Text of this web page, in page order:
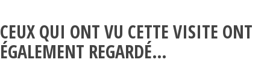
CEUX QUI ONT VU CETTE VISITE ONT
ÉGALEMENT REGARDÉ…